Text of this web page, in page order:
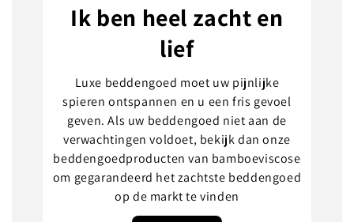
Ik ben heel zacht en
lief
Luxe beddengoed moet uw pijnlijke
spieren ontspannen en u een fris gevoel
geven. Als uw beddengoed niet aan de
verwachtingen voldoet, bekijk dan onze
beddengoedproducten van bamboeviscose
om gegarandeerd het zachtste beddengoed
op de markt te vinden